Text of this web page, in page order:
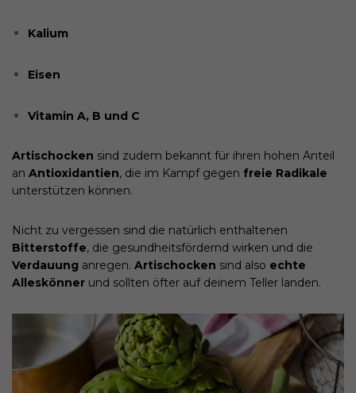
Kalium
Eisen
Vitamin A, B und C
Artischocken sind zudem bekannt für ihren hohen Anteil
an Antioxidantien, die im Kampf gegen freie Radikale
unterstützen können.
Nicht zu vergessen sind die natürlich enthaltenen
Bitterstoffe, die gesundheitsfördernd wirken und die
Verdauung anregen. Artischocken sind also echte
Alleskönner und sollten öfter auf deinem Teller landen.